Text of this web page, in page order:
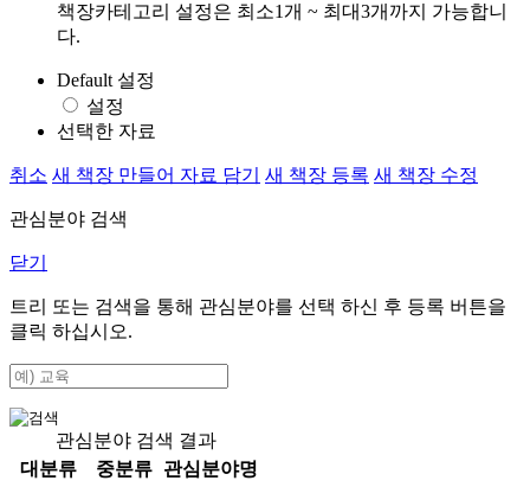
책장카테고리 설정은 최소1개 ~ 최대3개까지 가능합니
다.
Default 설정
설정
선택한 자료
취소 새 책장 만들어 자료 담기 새 책장 등록 새 책장 수정
관심분야 검색
닫기
트리 또는 검색을 통해 관심분야를 선택 하신 후 등록 버튼을
클릭 하십시오.
관심분야 검색 결과
대분류
중분류
관심분야명